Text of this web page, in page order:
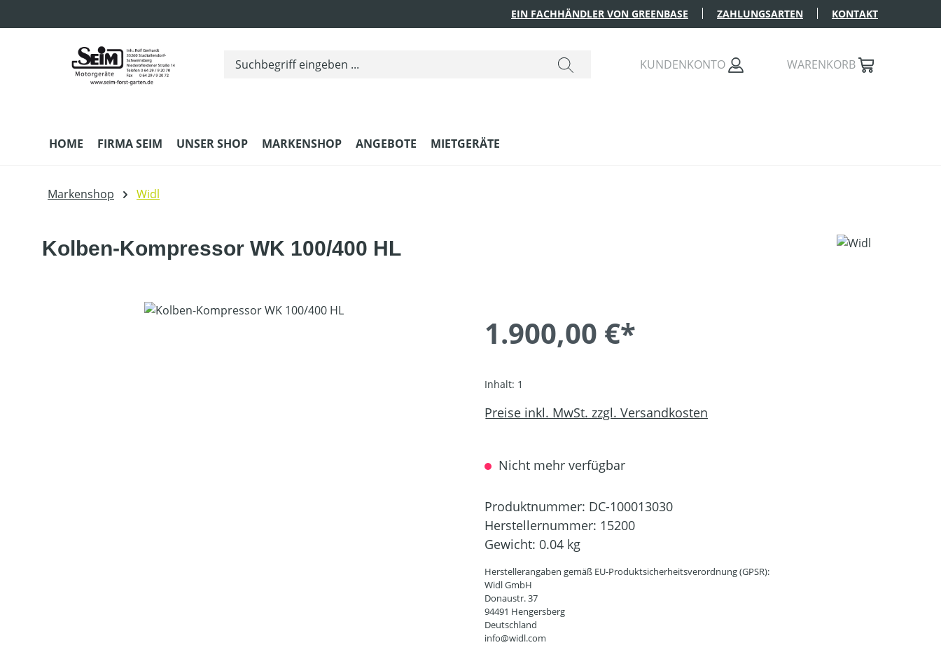
EIN FACHHÄNDLER VON GREENBASE ZAHLUNGSARTEN KONTAKT
KUNDENKONTO WARENKORB
HOME FIRMA SEIM UNSER SHOP MARKENSHOP ANGEBOTE MIETGERÄTE
Markenshop Widl
Kolben-Kompressor WK 100/400 HL
Bildergalerie überspringen
1.900,00 €*
Inhalt: 1
Preise inkl. MwSt. zzgl. Versandkosten
Nicht mehr verfügbar
Produktnummer: DC-100013030
Herstellernummer: 15200
Gewicht: 0.04 kg
Herstellerangaben gemäß EU-Produktsicherheitsverordnung (GPSR):
Widl GmbH
Donaustr. 37
94491 Hengersberg
Deutschland
info@widl.com